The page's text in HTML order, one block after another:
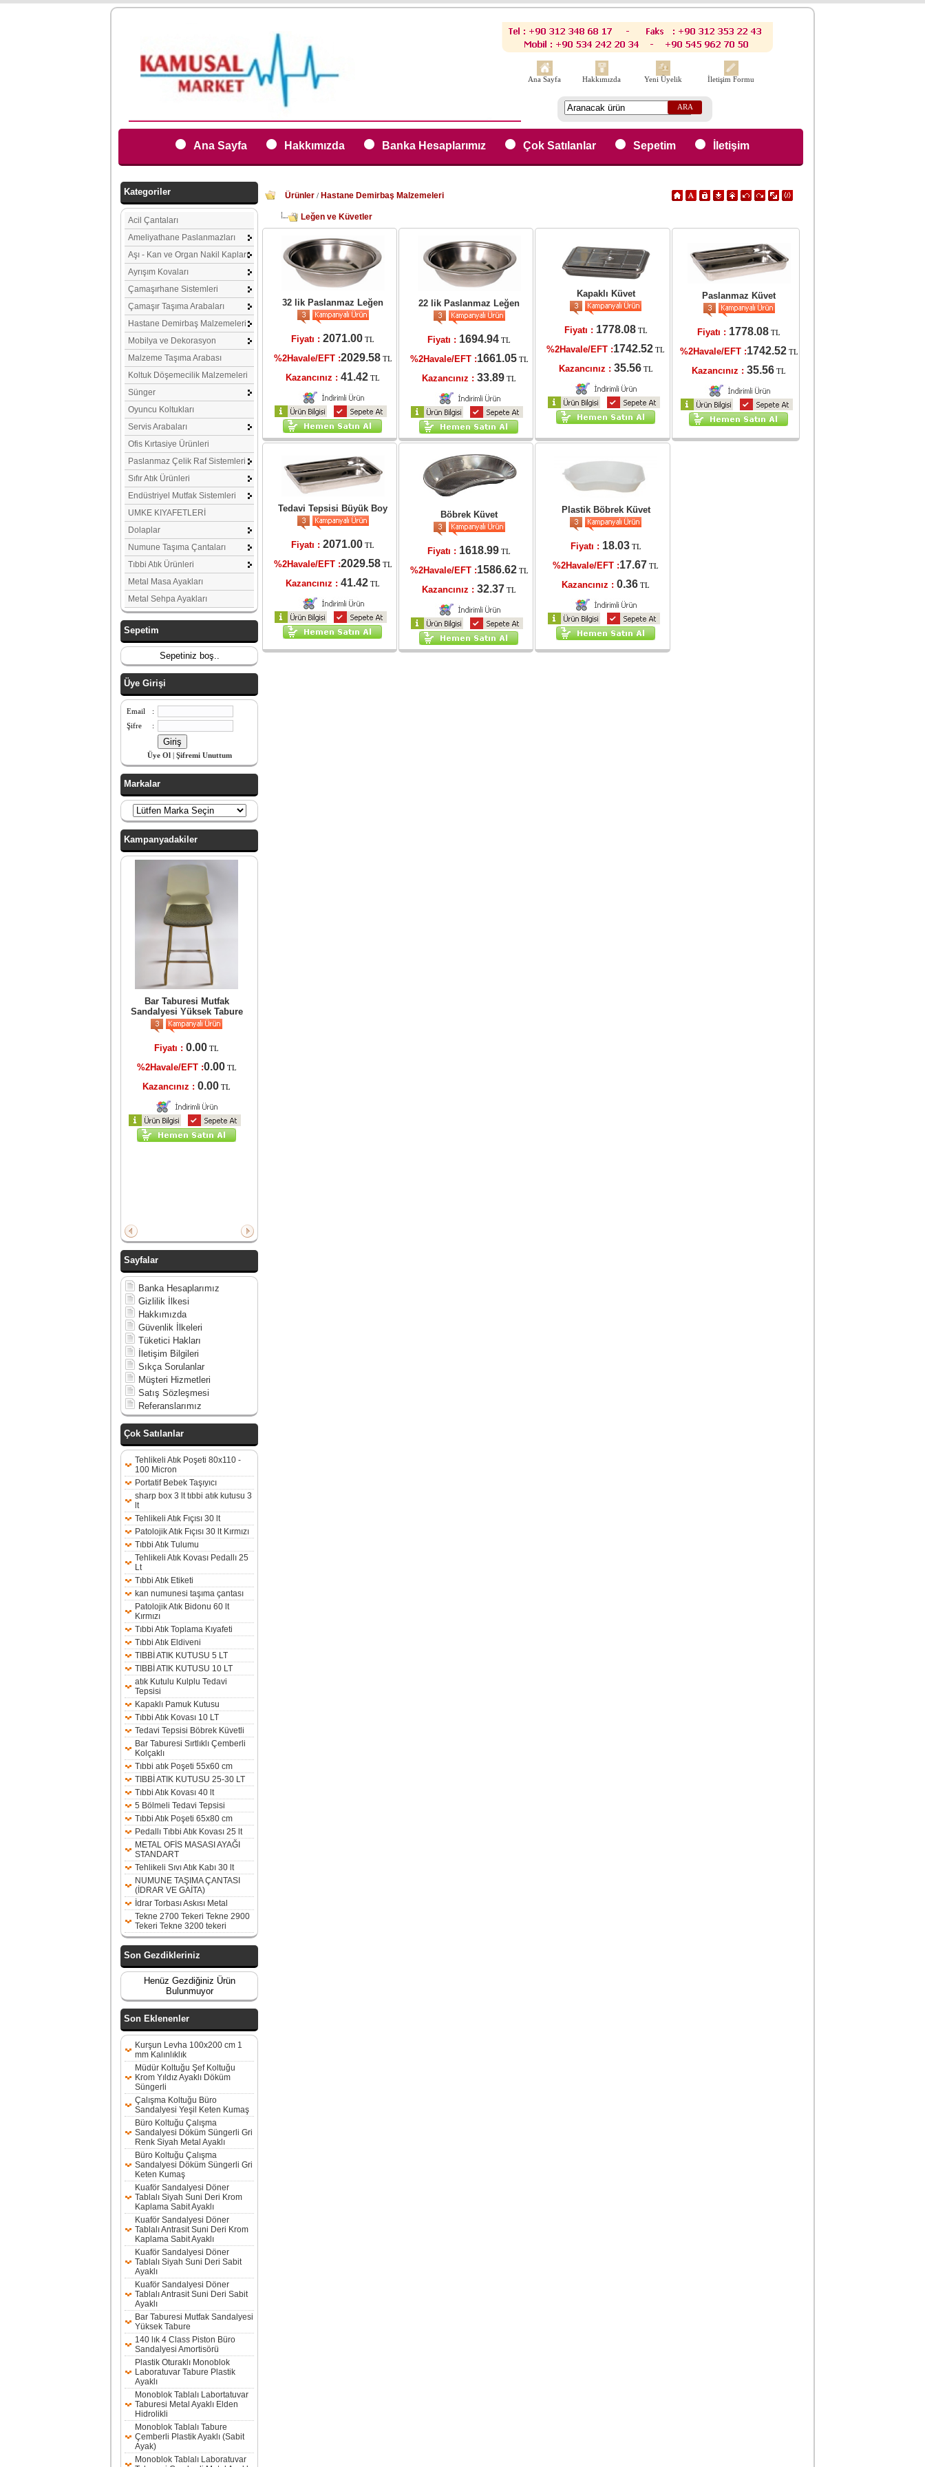
Ana Sayfa Hakkımızda Yeni Üyelik İletişim Formu
ARA
Ana Sayfa Hakkımızda Banka Hesaplarımız Çok Satılanlar Sepetim İletişim
Kategoriler
Acil Çantaları
Ameliyathane Paslanmazları
Aşı - Kan ve Organ Nakil Kapları
Ayrışım Kovaları
Çamaşırhane Sistemleri
Çamaşır Taşıma Arabaları
Hastane Demirbaş Malzemeleri
Mobilya ve Dekorasyon
Malzeme Taşıma Arabası
Koltuk Döşemecilik Malzemeleri
Sünger
Oyuncu Koltukları
Servis Arabaları
Ofis Kırtasiye Ürünleri
Paslanmaz Çelik Raf Sistemleri
Sıfır Atık Ürünleri
Endüstriyel Mutfak Sistemleri
UMKE KIYAFETLERİ
Dolaplar
Numune Taşıma Çantaları
Tıbbi Atık Ürünleri
Metal Masa Ayakları
Metal Sehpa Ayakları
Sepetim
Sepetiniz boş..
Üye Girişi
Email
:
Şifre
:
Üye Ol Şifremi Unuttum
Markalar
Kampanyadakiler
Bar Taburesi Mutfak
Sandalyesi Yüksek Tabure
Fiyatı : 0.00 TL
%2Havale/EFT :0.00 TL
Kazancınız : 0.00 TL
Sayfalar
Banka Hesaplarımız
Gizlilik İlkesi
Hakkımızda
Güvenlik İlkeleri
Tüketici Hakları
İletişim Bilgileri
Sıkça Sorulanlar
Müşteri Hizmetleri
Satış Sözleşmesi
Referanslarımız
Çok Satılanlar
Tehlikeli Atık Poşeti 80x110 -
100 Micron
Portatif Bebek Taşıyıcı
sharp box 3 lt tıbbi atık kutusu 3
lt
Tehlikeli Atık Fıçısı 30 lt
Patolojik Atık Fıçısı 30 lt Kırmızı
Tıbbi Atık Tulumu
Tehlikeli Atık Kovası Pedallı 25
Lt
Tıbbi Atık Etiketi
kan numunesi taşıma çantası
Patolojik Atık Bidonu 60 lt
Kırmızı
Tıbbi Atık Toplama Kıyafeti
Tıbbi Atık Eldiveni
TIBBİ ATIK KUTUSU 5 LT
TIBBİ ATIK KUTUSU 10 LT
atık Kutulu Kulplu Tedavi
Tepsisi
Kapaklı Pamuk Kutusu
Tıbbi Atık Kovası 10 LT
Tedavi Tepsisi Böbrek Küvetli
Bar Taburesi Sırtlıklı Çemberli
Kolçaklı
Tıbbi atık Poşeti 55x60 cm
TIBBİ ATIK KUTUSU 25-30 LT
Tıbbi Atık Kovası 40 lt
5 Bölmeli Tedavi Tepsisi
Tıbbi Atık Poşeti 65x80 cm
Pedallı Tıbbi Atık Kovası 25 lt
METAL OFİS MASASI AYAĞI
STANDART
Tehlikeli Sıvı Atık Kabı 30 lt
NUMUNE TAŞIMA ÇANTASI
(İDRAR VE GAİTA)
İdrar Torbası Askısı Metal
Tekne 2700 Tekeri Tekne 2900
Tekeri Tekne 3200 tekeri
Son Gezdikleriniz
Henüz Gezdiğiniz Ürün
Bulunmuyor
Son Eklenenler
Kurşun Levha 100x200 cm 1
mm Kalınlıklık
Müdür Koltuğu Şef Koltuğu
Krom Yıldız Ayaklı Döküm
Süngerli
Çalışma Koltuğu Büro
Sandalyesi Yeşil Keten Kumaş
Büro Koltuğu Çalışma
Sandalyesi Döküm Süngerli Gri
Renk Siyah Metal Ayaklı
Büro Koltuğu Çalışma
Sandalyesi Döküm Süngerli Gri
Keten Kumaş
Kuaför Sandalyesi Döner
Tablalı Siyah Suni Deri Krom
Kaplama Sabit Ayaklı
Kuaför Sandalyesi Döner
Tablalı Antrasit Suni Deri Krom
Kaplama Sabit Ayaklı
Kuaför Sandalyesi Döner
Tablalı Siyah Suni Deri Sabit
Ayaklı
Kuaför Sandalyesi Döner
Tablalı Antrasit Suni Deri Sabit
Ayaklı
Bar Taburesi Mutfak Sandalyesi
Yüksek Tabure
140 lık 4 Class Piston Büro
Sandalyesi Amortisörü
Plastik Oturaklı Monoblok
Laboratuvar Tabure Plastik
Ayaklı
Monoblok Tablalı Labortatuvar
Taburesi Metal Ayaklı Elden
Hidrolikli
Monoblok Tablalı Tabure
Çemberli Plastik Ayaklı (Sabit
Ayak)
Monoblok Tablalı Laboratuvar
Ürünler / Hastane Demirbaş Malzemeleri
Leğen ve Küvetler
32 lik Paslanmaz Leğen
Fiyatı : 2071.00 TL
%2Havale/EFT :2029.58 TL
Kazancınız : 41.42 TL
22 lik Paslanmaz Leğen
Fiyatı : 1694.94 TL
%2Havale/EFT :1661.05 TL
Kazancınız : 33.89 TL
Kapaklı Küvet
Fiyatı : 1778.08 TL
%2Havale/EFT :1742.52 TL
Kazancınız : 35.56 TL
Paslanmaz Küvet
Fiyatı : 1778.08 TL
%2Havale/EFT :1742.52 TL
Kazancınız : 35.56 TL
Tedavi Tepsisi Büyük Boy
Fiyatı : 2071.00 TL
%2Havale/EFT :2029.58 TL
Kazancınız : 41.42 TL
Böbrek Küvet
Fiyatı : 1618.99 TL
%2Havale/EFT :1586.62 TL
Kazancınız : 32.37 TL
Plastik Böbrek Küvet
Fiyatı : 18.03 TL
%2Havale/EFT :17.67 TL
Kazancınız : 0.36 TL